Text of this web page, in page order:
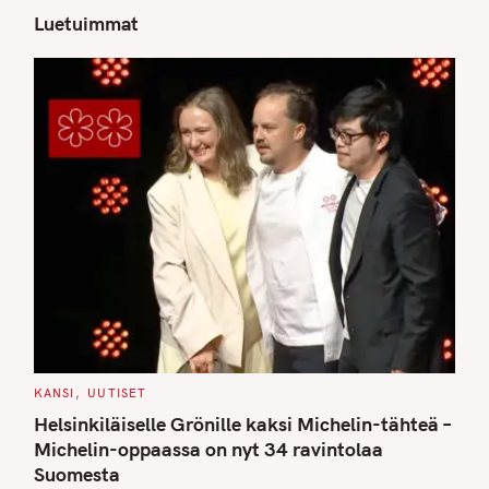
Luetuimmat
C
T
E
G
O
R
I
KANSI UUTISET
Helsinkiläiselle Grönille kaksi Michelin-tähteä –
Michelin-oppaassa on nyt 34 ravintolaa
Suomesta
S
e
a